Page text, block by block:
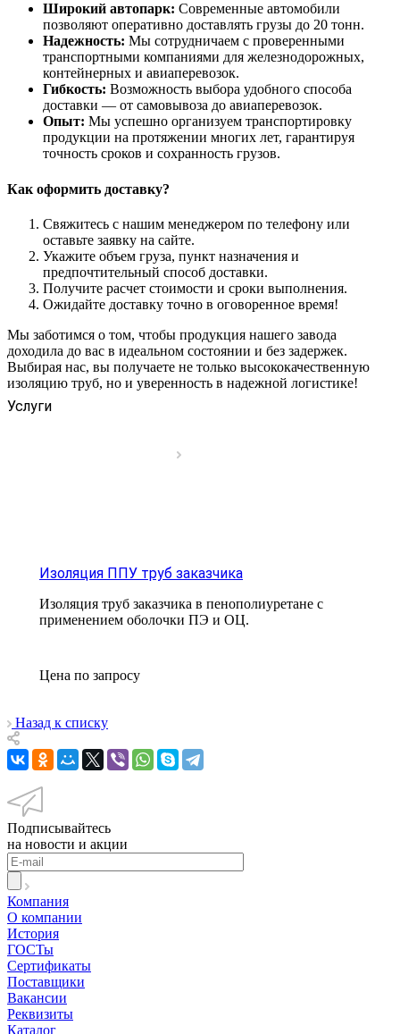
Широкий автопарк: Современные автомобили
позволяют оперативно доставлять грузы до 20 тонн.
Надежность: Мы сотрудничаем с проверенными
транспортными компаниями для железнодорожных,
контейнерных и авиаперевозок.
Гибкость: Возможность выбора удобного способа
доставки — от самовывоза до авиаперевозок.
Опыт: Мы успешно организуем транспортировку
продукции на протяжении многих лет, гарантируя
точность сроков и сохранность грузов.
Как оформить доставку?
Свяжитесь с нашим менеджером по телефону или
оставьте заявку на сайте.
Укажите объем груза, пункт назначения и
предпочтительный способ доставки.
Получите расчет стоимости и сроки выполнения.
Ожидайте доставку точно в оговоренное время!
Мы заботимся о том, чтобы продукция нашего завода
доходила до вас в идеальном состоянии и без задержек.
Выбирая нас, вы получаете не только высококачественную
изоляцию труб, но и уверенность в надежной логистике!
Услуги
Изоляция ППУ труб заказчика
Изоляция труб заказчика в пенополиуретане с
применением оболочки ПЭ и ОЦ.
Цена по запросу
Назад к списку
Подписывайтесь
на новости и акции
Компания
О компании
История
ГОСТы
Сертификаты
Поставщики
Вакансии
Реквизиты
Каталог